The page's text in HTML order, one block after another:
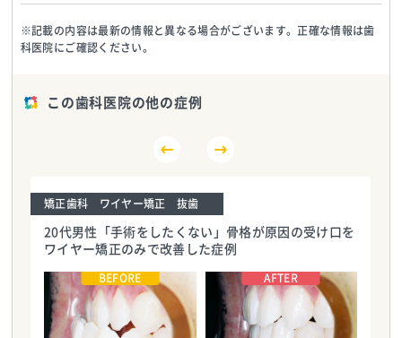
※記載の内容は最新の情報と異なる場合がございます。正確な情報は歯
科医院にご確認ください。
この歯科医院の他の症例
矯正歯科 ワイヤー矯正 抜歯
20代男性「手術をしたくない」骨格が原因の受け口を
ワイヤー矯正のみで改善した症例